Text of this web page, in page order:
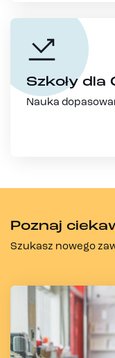
Szkoły dla
Nauka
Poznaj
Szukasz nowego